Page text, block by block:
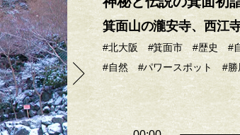
箕面山の瀧安寺、西江
#北大阪 #箕面市 #歴史 #
#自然
#パワースポット #勝